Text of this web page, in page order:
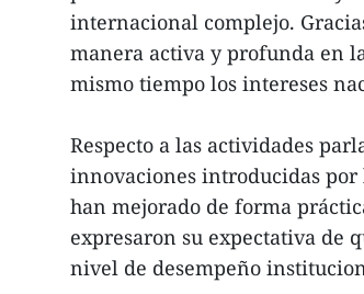
internacional complejo.
manera activa y profunda en
mismo tiempo los intereses
Respecto a las actividades
innovaciones introducidas por
han mejorado de forma
expresaron su expectativa de
nivel de desempeño